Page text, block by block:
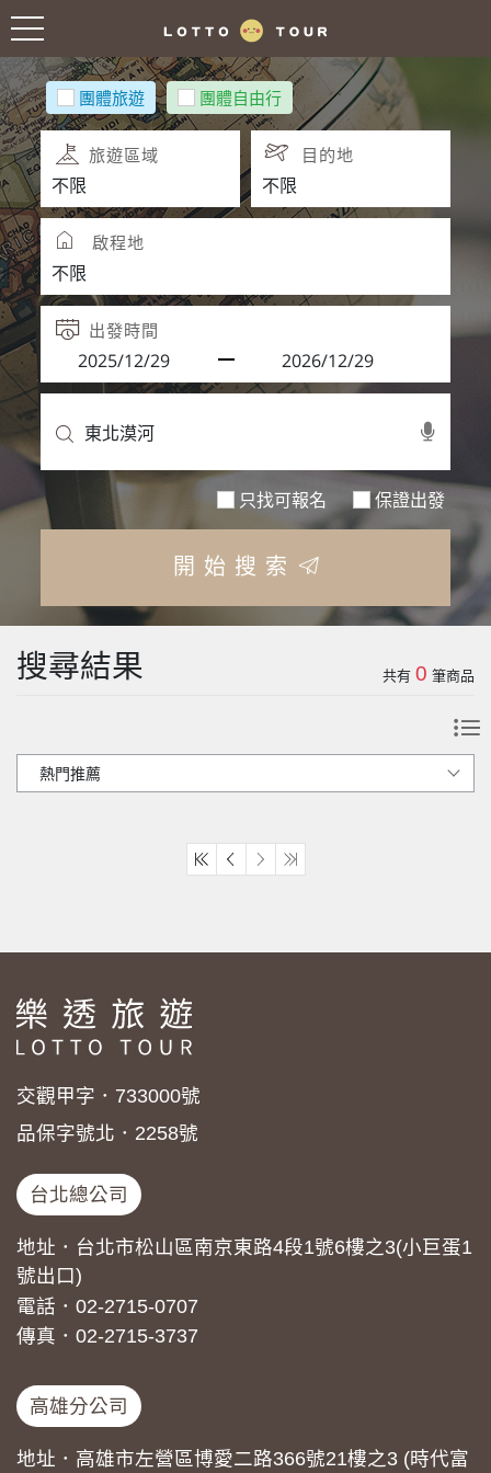
團體旅遊 團體自由行
旅遊區域 目的地
啟程地
出發時間
只找可報名 保證出發
開始搜索
搜尋結果 共有 0 筆商品
交觀甲字．733000號
品保字號北．2258號
台北總公司
地址．台北市松山區南京東路4段1號6樓之3(小巨蛋1
號出口)
電話．02-2715-0707
傳真．02-2715-3737
高雄分公司
地址．高雄市左營區博愛二路366號21樓之3 (時代富